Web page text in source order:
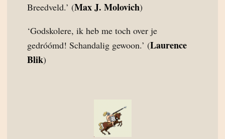
Breedveld.’ (Max J. Molovich)
‘Godskolere, ik heb me toch over je
gedróómd! Schandalig gewoon.’ (Laurence
Blik)